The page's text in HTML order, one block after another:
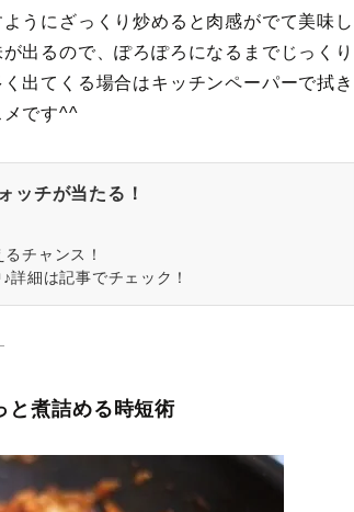
うにざっくり炒めると肉感がでて美味し
出るので、ぽろぽろになるまでじっくり
出てくる場合はキッチンペーパーで拭き
メです^^
ッチが当たる！
チャンス！
細は記事でチェック！
と煮詰める時短術